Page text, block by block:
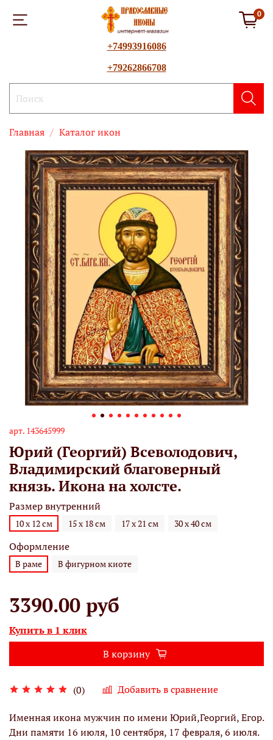
0
+74993916086
+79262866708
Главная Каталог икон
арт. 143645999
Юрий (Георгий) Всеволодович,
Владимирский благоверный
князь. Икона на холсте.
(0) Добавить в сравнение
Размер внутренний
10 х 12 см 15 х 18 см 17 х 21 см 30 х 40 см
Оформление
В раме В фигурном киоте
3390.00 руб
Купить в 1 клик
В корзину
Именная икона мужчин по имени Юрий,Георгий, Егор.
Дни памяти 16 июля, 10 сентября, 17 февраля, 6 июля.